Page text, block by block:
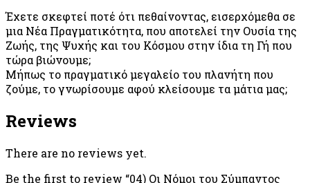
Έχετε σκεφτεί ποτέ ότι πεθαίνοντας, εισερχόμεθα σε
μια Νέα Πραγματικότητα, που αποτελεί την Ουσία της
Ζωής, της Ψυχής και του Κόσμου στην ίδια τη Γή που
τώρα βιώνουμε;
Μήπως το πραγματικό μεγαλείο του πλανήτη που
ζούμε, το γνωρίσουμε αφού κλείσουμε τα μάτια μας;
Reviews
There are no reviews yet.
Be the first to review “04) Οι Νόμοι του Σύμπαντος